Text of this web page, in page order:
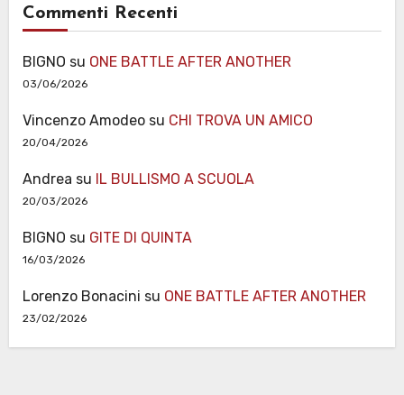
Commenti Recenti
BIGNO su ONE BATTLE AFTER ANOTHER
03/06/2026
Vincenzo Amodeosu CHI TROVA UN AMICO
20/04/2026
Andrea su IL BULLISMO A SCUOLA
20/03/2026
BIGNO su GITE DI QUINTA
16/03/2026
Lorenzo Bonacini su ONE BATTLE AFTER ANOTHER
23/02/2026